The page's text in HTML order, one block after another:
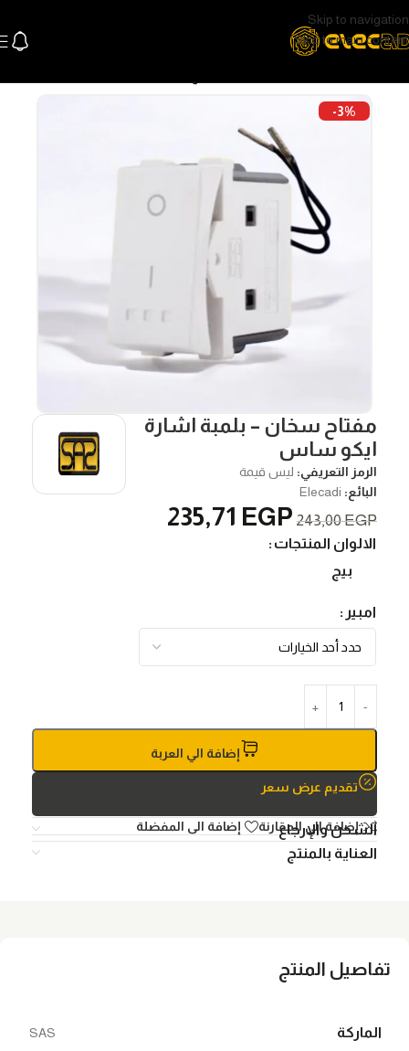
Skip to navigation
Skip to main content
-3%
مفتاح سخان – بلمبة اشارة
ايكو ساس
الرمز التعريفي: ليس قيمة
البائع: Elecadi
243,00EGP
235,71 EGP
الالوان المنتجات
بيج
امبير
إضافة الي العربة
تقديم عرض سعر
إضافة الي المقارنة إضافة الى المفضلة
الشحن والإرجاع
العناية بالمنتج
تفاصيل المنتج
الماركة SAS